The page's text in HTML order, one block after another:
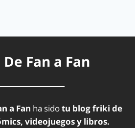
Fan a Fan
a Fan ha sidotu blog friki de
videojuegos y libros.